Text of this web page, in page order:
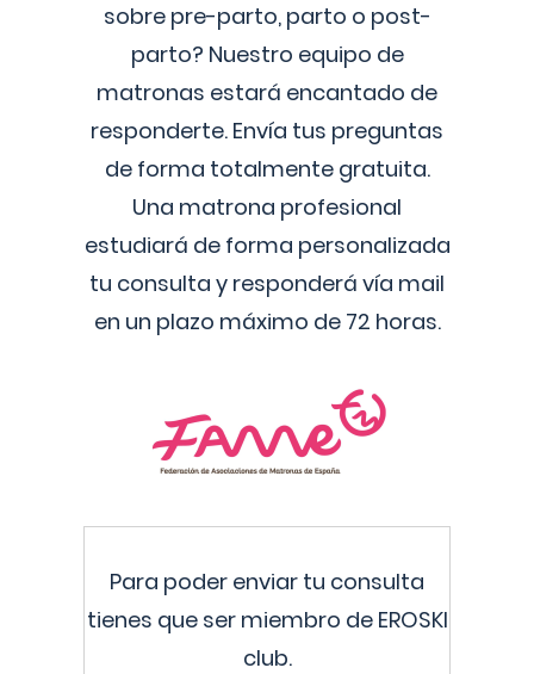
sobre pre-parto, parto o post-
parto? Nuestro equipo de
matronas estará encantado de
responderte. Envía tus preguntas
de forma totalmente gratuita.
Una matrona profesional
estudiará de forma personalizada
tu consulta y responderá vía mail
en un plazo máximo de 72 horas.
Para poder enviar tu consulta
tienes que ser miembro de EROSKI
club.